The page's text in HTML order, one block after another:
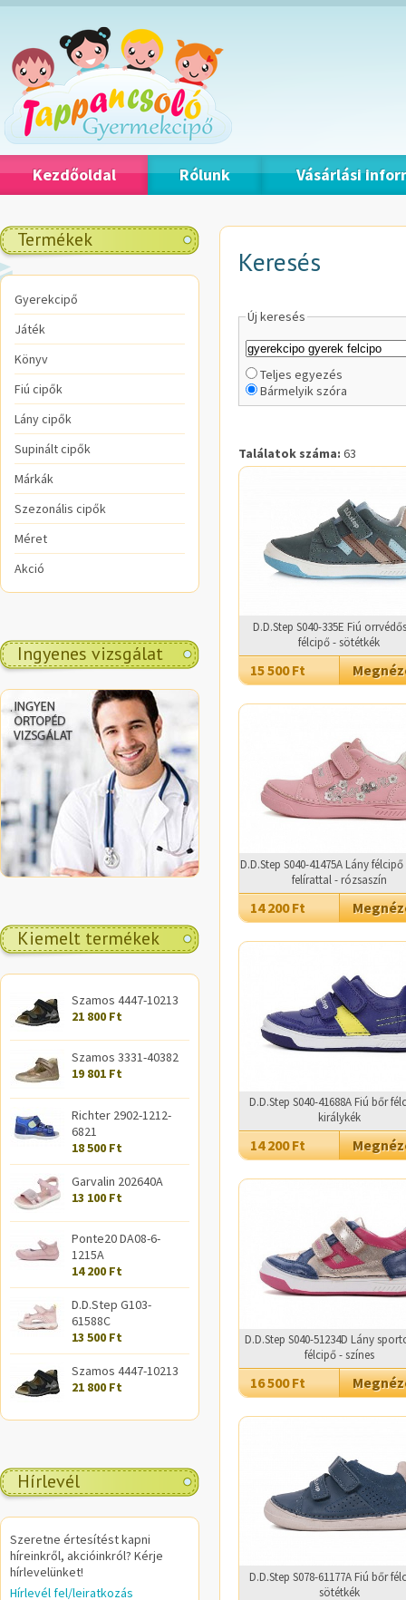
Kezdőoldal Rólunk Vásárlási
Termékek
Gyerekcipő
Játék
Könyv
Fiú cipők
Lány cipők
Supinált cipők
Márkák
Szezonális cipők
Méret
Akció
Ingyenes vizsgálat
.
Kiemelt termékek
Szamos 4447-10213
21 800 Ft
Szamos 3331-40382
19 801 Ft
Richter 2902-1212-
6821
18 500 Ft
Garvalin 202640A
13 100 Ft
Ponte20 DA08-6-
1215A
14 200 Ft
D.D.Step G103-
61588C
13 500 Ft
Szamos 4447-10213
21 800 Ft
Hírlevél
Szeretne értesítést kapni
híreinkről, akcióinkról? Kérje
hírlevelünket!
Hírlevél fel/leiratkozás
Keresés
Új keresés
Teljes egyezés
Bármelyik szóra
Találatok száma: 63
D.D.Step S040-335E Fiú
félcipő - sötétkék
15 500 Ft
D.D.Step S040-41475A Lány
felírattal - rózsaszín
14 200 Ft
D.D.Step S040-41688A Fiú bőr
királykék
14 200 Ft
D.D.Step S040-51234D Lány
félcipő - színes
16 500 Ft
D.D.Step S078-61177A Fiú bőr
sötétkék